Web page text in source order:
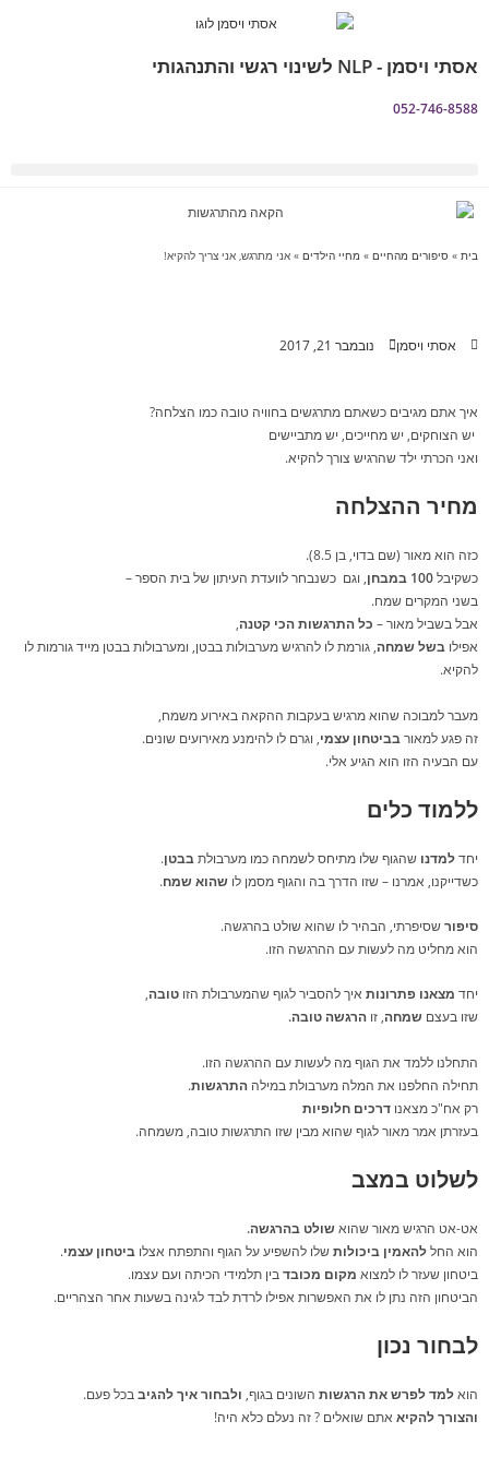
אסתי ויסמן - NLP לשינוי רגשי והתנהגותי
052-746-8588
בית » סיפורים מהחיים » מחיי הילדים » אני מתרגש, אני צריך להקיא!
אסתי ויסמן נובמבר 21, 2017
איך אתם מגיבים כשאתם מתרגשים בחוויה טובה כמו הצלחה?
‏ יש הצוחקים, יש מחייכים, יש מתביישים
ואני הכרתי ילד שהרגיש צורך להקיא.
מחיר ההצלחה
כזה הוא מאור (שם בדוי, בן 8.5).
כשקיבל100 במבחן
, וגם כשנבחר לוועדת העיתון של בית הספר –
בשני המקרים שמח.
אבל בשביל מאור – כל התרגשות הכי קטנה,
אפילו בשל שמחה, גורמת לו להרגיש מערבולות בבטן, ומערבולות בבטן מייד גורמות לו
להקיא.
מעבר למבוכה שהוא מרגיש בעקבות ההקאה באירוע משמח,
זה פגע למאורבביטחון עצמי, ‏וגרם לו להימנע מאירועים שונים.
עם הבעיה הזו הוא הגיע אלי.
ללמוד כלים
יחדלמדנו שהגוף שלו מתיחס לשמחה כמו מערבולתבבטן.
כשדייקנו, אמרנו – שזו הדרך בה והגוף מסמן לו שהואשמח.
סיפורשסיפרתי, הבהיר לו שהוא שולט בהרגשה.
הוא מחליט מה לעשות עם ההרגשה הזו.
יחד מצאנו פתרונות איך להסביר לגוף שהמערבולת הזו טובה,
שזו בעצם שמחה, זו הרגשה טובה.
התחלנו ללמד את הגוף מה לעשות עם ההרגשה הזו.
תחילה החלפנו את המלה מערבולת במילה התרגשות.
רק אח"כ מצאנו דרכים חלופיות
בעזרתן אמר מאור לגוף שהוא מבין שזו התרגשות טובה, משמחה.
לשלוט במצב
אט-אט הרגיש מאור שהואשולט בהרגשה.
הוא החללהאמין ביכולותשלו להשפיע על הגוף והתפתח אצלו ביטחון עצמי.
ביטחון שעזר לו למצוא מקום מכובדבין תלמידי הכיתה ועם עצמו.
הביטחון הזה נתן לו את האפשרות אפילו לרדת לבד לגינה בשעות אחר הצהריים.
לבחור נכון
הואלמד לפרש את הרגשות השונים בגוף, ולבחור איך להגיבבכל פעם.
והצורך להקיא אתם שואלים ? זה נעלם כלא היה!